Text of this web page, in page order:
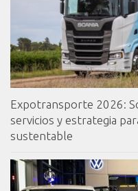
Expotransporte 2026:
servicios y estrategia
sustentable